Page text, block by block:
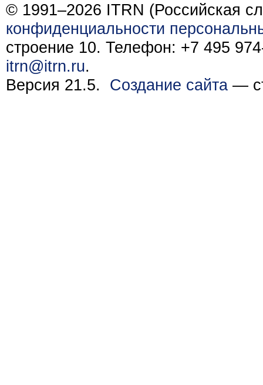
© 1991–2026 ITRN (Российская
конфиденциальности
строение 10. Телефон: +7 495
itrn@itrn.ru.
Версия 21.5. Создание сайта —